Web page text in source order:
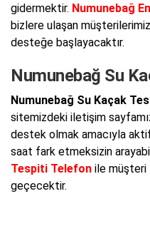
gidermektir. Numunebağ
bizlere ulaşan
desteğe başlayacaktır.
Numunebağ Su
Numunebağ Su Kaçak
sitemizdeki iletişim
destek olmak amacıyla
saat fark etmeksizin
Tespiti Telefon ile müşteri
geçecektir.